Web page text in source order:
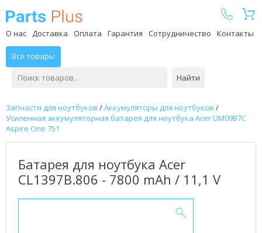
О нас Доставка Оплата Гарантия Сотрудничество Контакты
Все товары
Найти
Запчасти для ноутбуков /Аккумуляторы для ноутбуков /
Усиленная аккумуляторная батарея для ноутбука Acer UM09B7C
Aspire One 751
Батарея для ноутбука Acer
CL1397B.806 - 7800 mAh / 11,1 V